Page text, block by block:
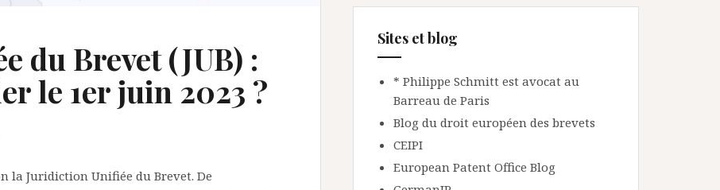
du Brevet (JUB) :
le 1er juin 2023 ?
la Juridiction Unifiée du Brevet. De
Sites et blog
* Philippe Schmitt est avocat au
Barreau de Paris
Blog du droit européen des brevets
CEIPI
European Patent Office Blog